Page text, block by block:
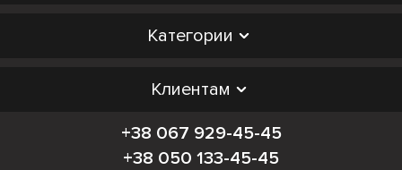
Категории
Клиентам
+38 067 929-45-45
+38 050 133-45-45